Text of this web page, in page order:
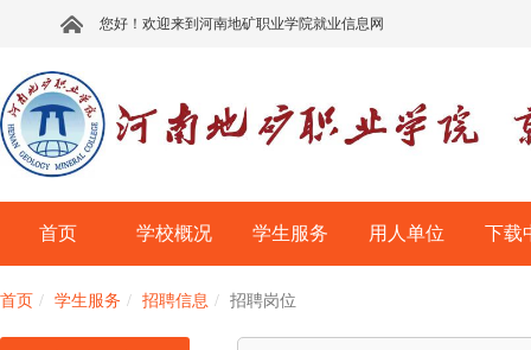
您好！欢迎来到河南地矿职业学院就业信息网
首页 学校概况 学生服务 用人单位 下载
首页 学生服务 招聘信息 招聘岗位